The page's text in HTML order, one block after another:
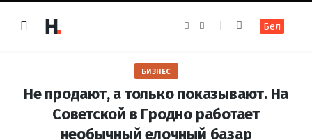
e
k
t
a
m
Бел
БИЗНЕС
Не продают, а только показывают. На
Советской в Гродно работает
необычный елочный базар